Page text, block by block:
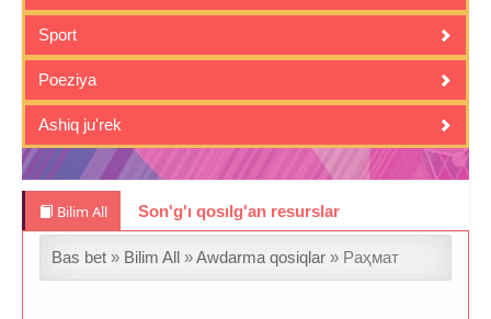
Sport
Poeziya
Ashiq ju'rek
Bilim All Son'g'ı qosılg'an resurslar
Bas bet » Bilim All »Awdarma qosiqlar » Раҳмат